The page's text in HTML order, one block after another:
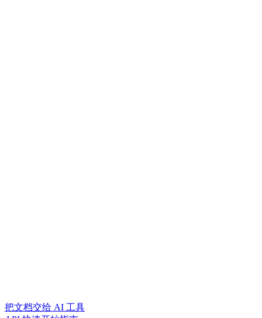
把文档交给 AI 工具